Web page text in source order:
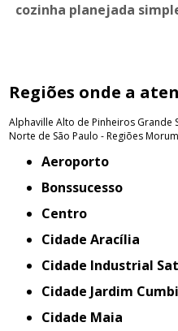
cozinha planejada
Regiões onde a
Alphaville Alto de Pinheiros Grande
Norte de São Paulo - Regiões
Aeroporto
Bonssucesso
Centro
Cidade Aracília
Cidade Industrial
Cidade Jardim
Cidade Maia